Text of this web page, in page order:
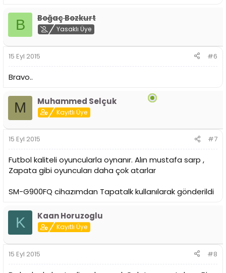
B Boğaç Bozkurt
Yasaklı Üye
15 Eyl 2015 #6
Bravo..
M Muhammed Selçuk
Kayıtlı Üye
15 Eyl 2015 #7
Futbol kaliteli oyuncularla oynanır. Alın mustafa sarp ,
Zapata gibi oyuncuları daha çok atarlar
SM-G900FQ cihazımdan Tapatalk kullanılarak gönderildi
K Kaan Horuzoglu
Kayıtlı Üye
15 Eyl 2015 #8